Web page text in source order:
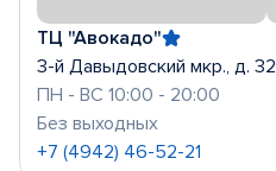
ТЦ "Авокадо"
3-й Давыдовский мкр., д. 32
ПН - ВС 10:00 - 20:00
Без выходных
+7 (4942) 46-52-21